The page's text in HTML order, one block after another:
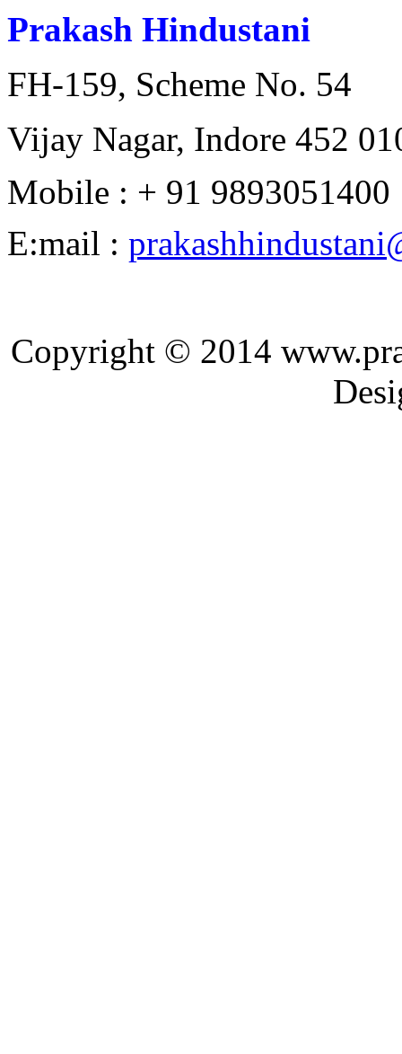
Prakash Hindustani
FH-159, Scheme No. 54
Vijay Nagar, Indore 452
Mobile : + 91 9893051400
E:mail :
Copyright © 2014
Designed